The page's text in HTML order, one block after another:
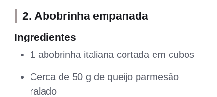
2. Abobrinha empanada
Ingredientes
1 abobrinha italiana cortada em cubos⁣
Cerca de 50 g de queijo parmesão
ralado⁣